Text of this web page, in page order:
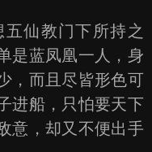
仙教门下所持之
是蓝凤凰一人，身
，而且尽皆形色可
进船，只怕要天下
意，却又不便出手